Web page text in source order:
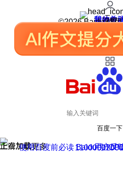
我的关
我的收
皮肤中
用户反
设置
©2026 Baidu 使
百度一下
正在加载
上滑加载更多 用户反
使用百度前必读 Baidu 京ICP
京公网安备